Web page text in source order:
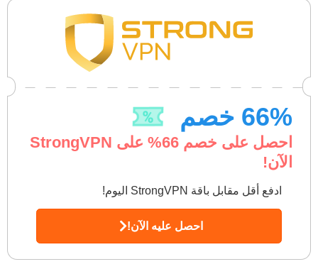
66% خصم
احصل على خصم 66
% على StrongVPN
الآن!
ادفع أقل مقابل باقة StrongVPN اليوم!
احصل عليه الآن!